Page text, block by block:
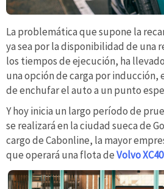
La problemática que supone la
ya sea por la disponibilidad de una
los tiempos de ejecución, ha
una opción de carga por inducción,
de enchufar el auto a un punto
Y hoy inicia un largo período de
se realizará en la ciudad sueca de
cargo de Cabonline, la mayor
que operará una flota deVolvo